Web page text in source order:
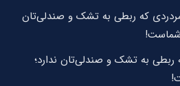
که ربطی به تشک و صندلی‌تان
شماست!
ربطی به تشک و صندلی‌تان ندارد؛